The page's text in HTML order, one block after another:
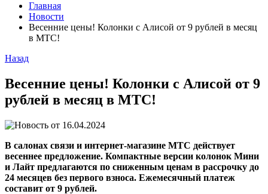
Главная
Новости
Весенние цены! Колонки с Алисой от 9 рублей в месяц
в МТС!
Назад
Весенние цены! Колонки с Алисой от 9
рублей в месяц в МТС!
16.04.2024
В салонах связи и интернет-магазине МТС действует
весеннее предложение. Компактные версии колонок Мини
и Лайт предлагаются по сниженным ценам в рассрочку до
24 месяцев без первого взноса. Ежемесячный платеж
составит от 9 рублей.